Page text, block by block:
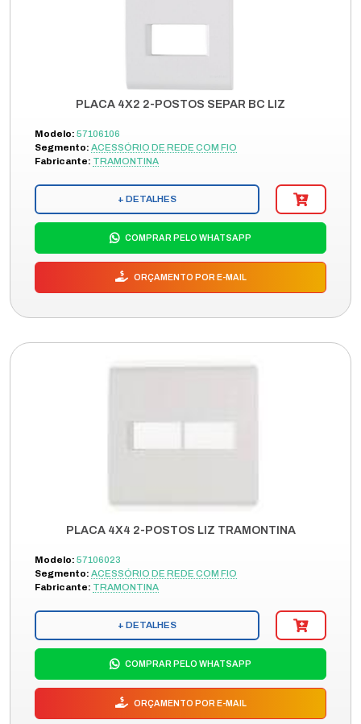
PLACA 4X2 2-POSTOS SEPAR BC LIZ
Modelo: 57106106
Segmento: ACESSÓRIO DE REDE COM FIO
Fabricante: TRAMONTINA
+ DETALHES
COMPRAR PELO WHATSAPP
ORÇAMENTO POR E-MAIL
PLACA 4X4 2-POSTOS LIZ TRAMONTINA
Modelo: 57106023
Segmento: ACESSÓRIO DE REDE COM FIO
Fabricante: TRAMONTINA
+ DETALHES
COMPRAR PELO WHATSAPP
ORÇAMENTO POR E-MAIL